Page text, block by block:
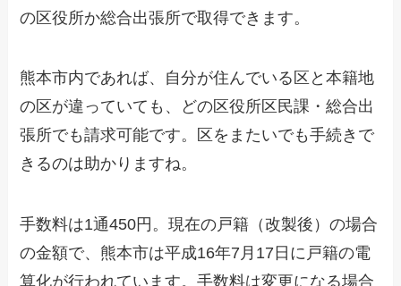
の区役所か総合出張所で取得できます。
熊本市内であれば、自分が住んでいる区と本籍地
の区が違っていても、どの区役所区民課・総合出
張所でも請求可能です。区をまたいでも手続きで
きるのは助かりますね。
手数料は1通450円。現在の戸籍（改製後）の場合
の金額で、熊本市は平成16年7月17日に戸籍の電
算化が行われています。手数料は変更になる場合